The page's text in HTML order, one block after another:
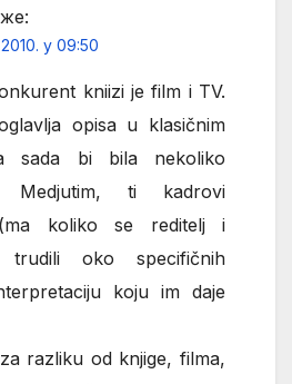
у 09:50
kniizi je film i TV.
opisa u klasičnim
sada bi bila nekoliko
Medjutim, ti kadrovi
koliko se reditelj i
trudili oko specifičnih
koju im daje
razliku od knjige, filma,